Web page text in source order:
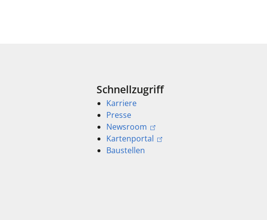
Schnellzugriff
Karriere
Presse
Newsroom
Kartenportal
Baustellen